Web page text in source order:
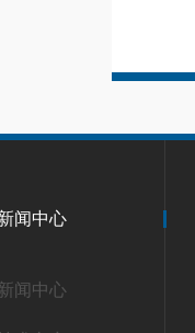
闻中心
闻中心